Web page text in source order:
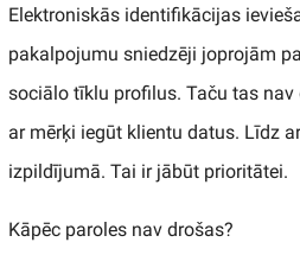
Elektroniskās identifikācijas
pakalpojumu sniedzēji joprojām
sociālo tīklu profilus. Taču tas
ar mērķi iegūt klientu datus. Līdz
izpildījumā. Tai ir jābūt prioritātei.
Kāpēc paroles nav drošas?